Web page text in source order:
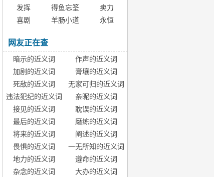
发挥
得鱼忘筌
卖力
喜剧
羊肠小道 永恒
网友正在查
暗示的近义词
作声的近义词
加剧的近义词
膏壤的近义词
死敌的近义词
无家可归的近义词
违法犯纪的近义词
亲昵的近义词
接见的近义词
耽误的近义词
最后的近义词
磨练的近义词
将来的近义词
阐述的近义词
畏惧的近义词
一无所知的近义词
地力的近义词
遵命的近义词
杂念的近义词
大办的近义词